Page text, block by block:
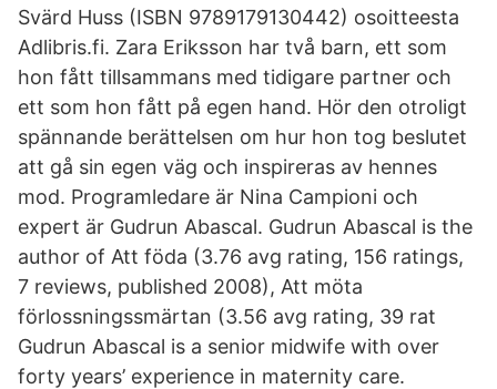
Svärd Huss (ISBN 9789179130442) osoitteesta
Adlibris.fi. Zara Eriksson har två barn, ett som
hon fått tillsammans med tidigare partner och
ett som hon fått på egen hand. Hör den otroligt
spännande berättelsen om hur hon tog beslutet
att gå sin egen väg och inspireras av hennes
mod. Programledare är Nina Campioni och
expert är Gudrun Abascal. Gudrun Abascal is the
author of Att föda (3.76 avg rating, 156 ratings,
7 reviews, published 2008), Att möta
förlossningssmärtan (3.56 avg rating, 39 rat
Gudrun Abascal is a senior midwife with over
forty years’ experience in maternity care.